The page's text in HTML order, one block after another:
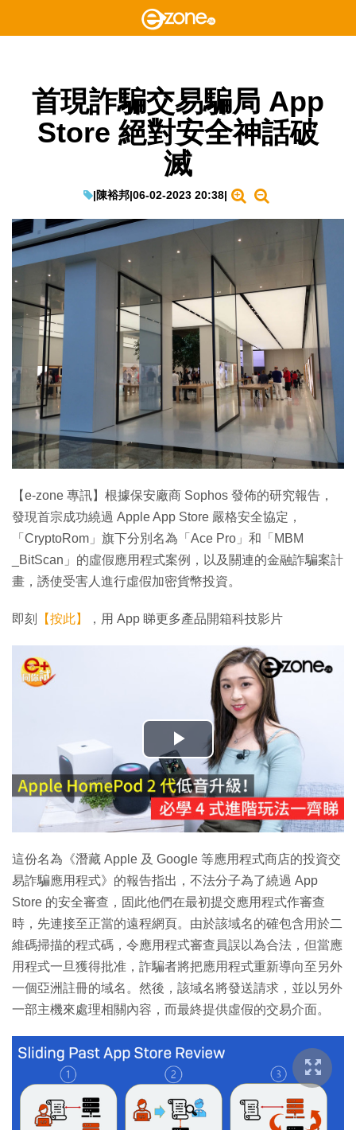
首現詐騙交易騙局 App
Store 絕對安全神話破
滅
|陳裕邦|06-02-2023 20:38|
【e-zone 專訊】根據保安廠商 Sophos 發佈的研究報告，
發現首宗成功繞過 Apple App Store 嚴格安全協定，
「CryptoRom」旗下分別名為「Ace Pro」和「MBM
_BitScan」的虛假應用程式案例，以及關連的金融詐騙案計
畫，誘使受害人進行虛假加密貨幣投資。
即刻 【按此】 ，用 App 睇更多產品開箱科技影片
播
放
影
片
這份名為《潛藏 Apple 及 Google 等應用程式商店的投資交
易詐騙應用程式》的報告指出，不法分子為了繞過 App
Store 的安全審查，固此他們在最初提交應用程式作審查
時，先連接至正當的遠程網頁。由於該域名的確包含用於二
維碼掃描的程式碼，令應用程式審查員誤以為合法，但當應
用程式一旦獲得批准，詐騙者將把應用程式重新導向至另外
一個亞洲註冊的域名。然後，該域名將發送請求，並以另外
一部主機來處理相關內容，而最終提供虛假的交易介面。